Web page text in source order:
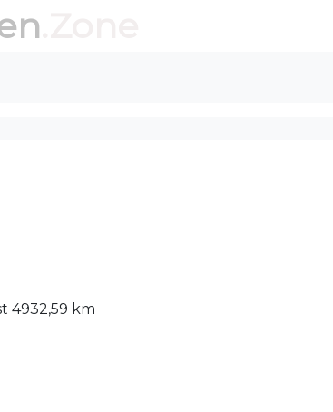
4932,59 km